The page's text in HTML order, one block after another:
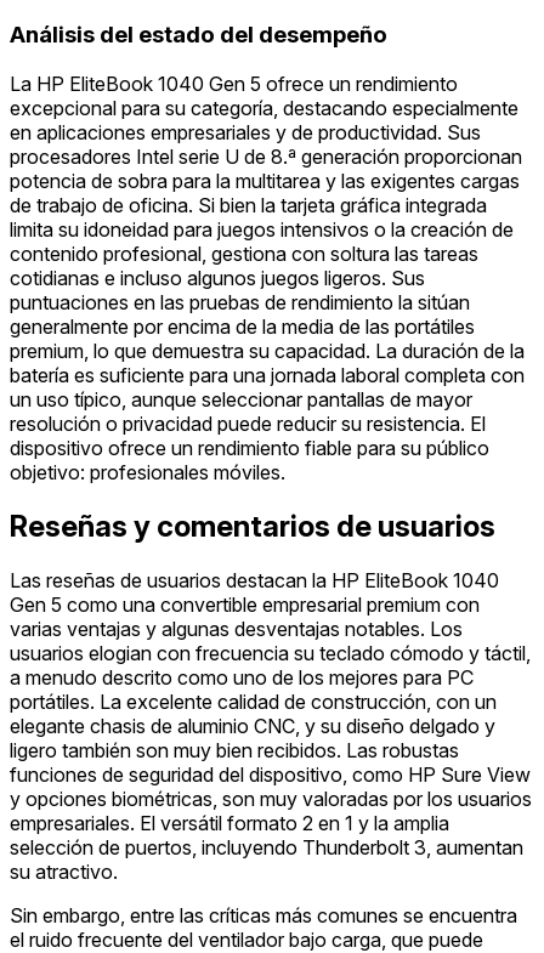
Análisis del estado del desempeño
La HP EliteBook 1040 Gen 5 ofrece un rendimiento
excepcional para su categoría, destacando especialmente
en aplicaciones empresariales y de productividad. Sus
procesadores Intel serie U de 8.ª generación proporcionan
potencia de sobra para la multitarea y las exigentes cargas
de trabajo de oficina. Si bien la tarjeta gráfica integrada
limita su idoneidad para juegos intensivos o la creación de
contenido profesional, gestiona con soltura las tareas
cotidianas e incluso algunos juegos ligeros. Sus
puntuaciones en las pruebas de rendimiento la sitúan
generalmente por encima de la media de las portátiles
premium, lo que demuestra su capacidad. La duración de la
batería es suficiente para una jornada laboral completa con
un uso típico, aunque seleccionar pantallas de mayor
resolución o privacidad puede reducir su resistencia. El
dispositivo ofrece un rendimiento fiable para su público
objetivo: profesionales móviles.
Reseñas y comentarios de usuarios
Las reseñas de usuarios destacan la HP EliteBook 1040
Gen 5 como una convertible empresarial premium con
varias ventajas y algunas desventajas notables. Los
usuarios elogian con frecuencia su teclado cómodo y táctil,
a menudo descrito como uno de los mejores para PC
portátiles. La excelente calidad de construcción, con un
elegante chasis de aluminio CNC, y su diseño delgado y
ligero también son muy bien recibidos. Las robustas
funciones de seguridad del dispositivo, como HP Sure View
y opciones biométricas, son muy valoradas por los usuarios
empresariales. El versátil formato 2 en 1 y la amplia
selección de puertos, incluyendo Thunderbolt 3, aumentan
su atractivo.
Sin embargo, entre las críticas más comunes se encuentra
el ruido frecuente del ventilador bajo carga, que puede